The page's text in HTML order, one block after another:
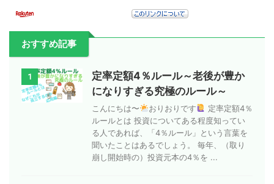
おすすめ記事
1
定率定額4％ルール～老後が豊か
になりすぎる究極のルール～
こんにちは〜 おりおりです
定率定額4％
ルールとは 投資についてある程度知ってい
る人であれば、「4％ルール」という言葉を
聞いたことはあるでしょう。 毎年、（取り
崩し開始時の）投資元本の4％を ...